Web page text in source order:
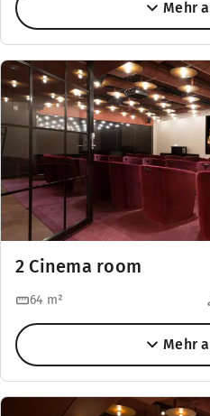
Mehr
2 Cinema room
64 m²
Mehr